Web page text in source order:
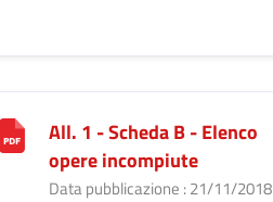
All. 1 - Scheda B - Elenco
opere incompiute
Data pubblicazione : 21/11/2018